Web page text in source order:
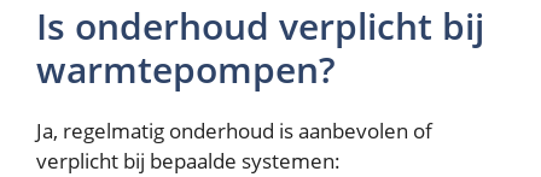
Is onderhoud verplicht bij
warmtepompen?
Ja, regelmatig onderhoud is aanbevolen of
verplicht bij bepaalde systemen: